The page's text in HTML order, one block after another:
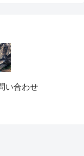
い合わせ